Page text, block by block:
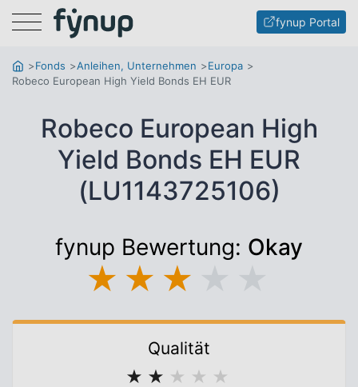
Menu fynup Portal
Fonds Anleihen, Unternehmen
Europa
Robeco European High Yield Bonds EH EUR
Robeco European High
Yield Bonds EH EUR
(LU1143725106)
fynup Bewertung: Okay
★ ★ ★
Qualität
★ ★ ★ ★ ★